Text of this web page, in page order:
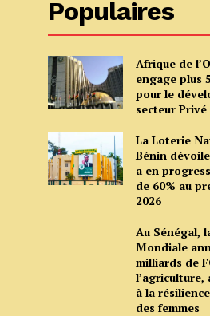
Populaires
Afrique de
engage plus
pour le
secteur Privé
La Loterie
Bénin
a en
de 60% au
2026
Au Sénégal,
Mondiale
milliards de
à la
des femmes